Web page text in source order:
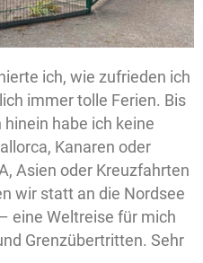
ich, wie zufrieden ich
immer tolle Ferien. Bis
habe ich keine
Kanaren oder
Asien oder Kreuzfahrten
wir statt an die Nordsee
eine Weltreise für mich
Grenzübertritten. Sehr